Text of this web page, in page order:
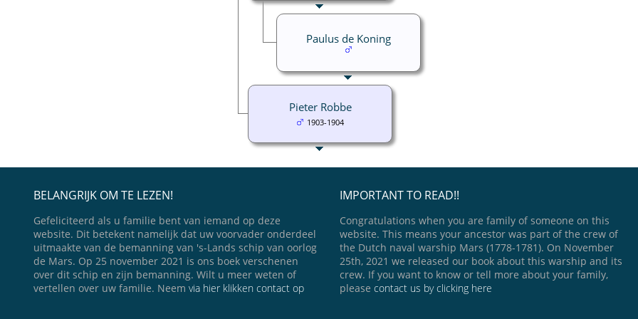
Paulus de Koning
Pieter Robbe
1903-1904
BELANGRIJK OM TE LEZEN!
Gefeliciteerd als u familie bent van iemand op deze
website. Dit betekent namelijk dat uw voorvader onderdeel
uitmaakte van de bemanning van 's-Lands schip van oorlog
de Mars. Op 25 november 2021 is ons boek verschenen
over dit schip en zijn bemanning. Wilt u meer weten of
vertellen over uw familie. Neem via hier klikken contact op
IMPORTANT TO READ!!
Congratulations when you are family of someone on this
website. This means your ancestor was part of the crew of
the Dutch naval warship Mars (1778-1781). On November
25th, 2021 we released our book about this warship and its
crew. If you want to know or tell more about your family,
please contact us by clicking here